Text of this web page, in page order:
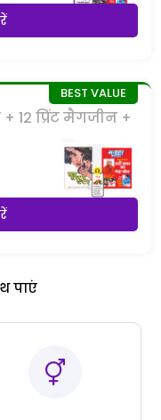
12 प्रिंट मैगजीन +
पाएं